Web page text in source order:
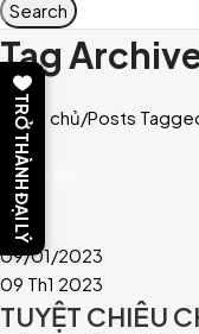
Search
Tag
Trang chủ Posts
admin
0
Blog
09/01/2023
09 Th1 2023
TUYỆT CHIÊU
TRỞ THÀNH ĐẠI LÝ